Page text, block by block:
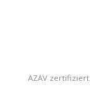
AZAV zertifiziert